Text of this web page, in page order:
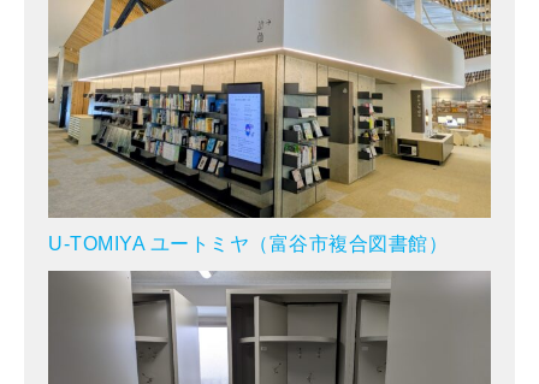
U-TOMIYA ユートミヤ（富谷市複合図書館）